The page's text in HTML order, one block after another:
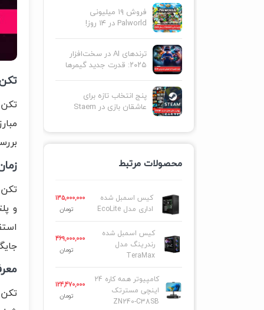
تکن ۸ ۲۰۲۵: گرافیک خفن و
معرفی ۳۲
تکن ۸ با مجموعه‌ای از ۳۲ کاراکتر، ترکیبی از شخصیت‌های کلاسیک و
فروش ۱۹ میلیونی
Palworld در ۱۴ روز!
ترندهای AI در سخت‌افزار
۲۰۲۵: قدرت جدید گیمرها
پنج انتخاب تازه برای
عاشقان بازی در Staem
محصولات مرتبط
کیس اسمبل شده
اداری مدل EcoLite
135,000,000
تومان
کیس اسمبل شده
رندرینگ مدل
TeraMax
469,000,000
تومان
کامپیوتر همه کاره 24
اینچی مسترتک
ZN240-C38SB
124,470,000
تومان